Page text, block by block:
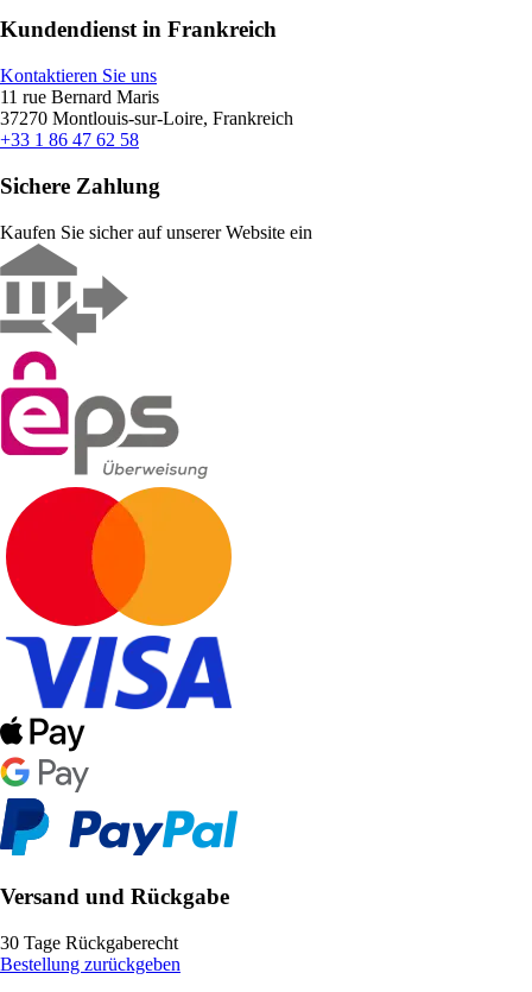
Kundendienst in Frankreich
Kontaktieren Sie uns
11 rue Bernard Maris
37270 Montlouis-sur-Loire, Frankreich
+33 1 86 47 62 58
Sichere Zahlung
Kaufen Sie sicher auf unserer Website ein
Versand und Rückgabe
30 Tage Rückgaberecht
Bestellung zurückgeben